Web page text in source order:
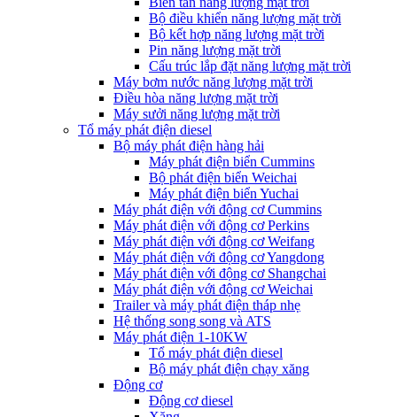
Bộ điều khiển năng lượng mặt trời
Bộ kết hợp năng lượng mặt trời
Pin năng lượng mặt trời
Cấu trúc lắp đặt năng lượng mặt trời
Máy bơm nước năng lượng mặt trời
Điều hòa năng lượng mặt trời
Máy sưởi năng lượng mặt trời
Tổ máy phát điện diesel
Bộ máy phát điện hàng hải
Máy phát điện biển Cummins
Bộ phát điện biển Weichai
Máy phát điện biển Yuchai
Máy phát điện với động cơ Cummins
Máy phát điện với động cơ Perkins
Máy phát điện với động cơ Weifang
Máy phát điện với động cơ Yangdong
Máy phát điện với động cơ Shangchai
Máy phát điện với động cơ Weichai
Trailer và máy phát điện tháp nhẹ
Hệ thống song song và ATS
Máy phát điện 1-10KW
Tổ máy phát điện diesel
Bộ máy phát điện chạy xăng
Động cơ
Động cơ diesel